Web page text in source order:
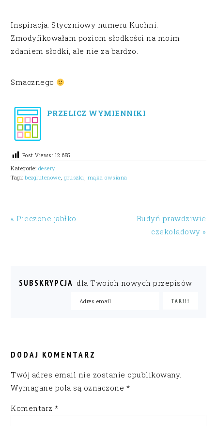
Inspiracja: Styczniowy numeru Kuchni.
Zmodyfikowałam poziom słodkości na moim
zdaniem słodki, ale nie za bardzo.
Smacznego
PRZELICZ WYMIENNIKI
Post Views: 12 685
Kategorie: desery
Tagi:bezglutenowe,gruszki, mąka owsiana
« Pieczone jabłko
Budyń prawdziwie
czekoladowy »
SUBSKRYPCJA dla Twoich nowych przepisów
INTERACTIONS
DODAJ KOMENTARZ
Twój adres email nie zostanie opublikowany.
Wymagane pola są oznaczone *
Komentarz*